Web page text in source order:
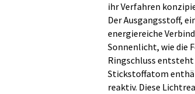
ihr Verfahren
Der Ausgangsstoff,
energiereiche
Sonnenlicht, wie die
Ringschluss
Stickstoffatom
reaktiv. Diese